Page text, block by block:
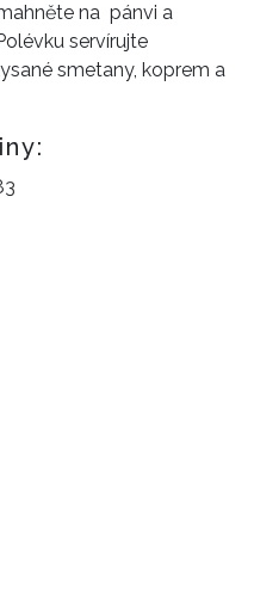
na pánvi a
servírujte
smetany, koprem a